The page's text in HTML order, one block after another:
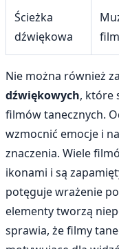
Ścieżka
dźwiękowa
Nie można również
dźwiękowych, które
filmów tanecznych.
wzmocnić emocje i
znaczenia. Wiele
ikonami i są
potęguje wrażenie
elementy tworzą
sprawia, że filmy